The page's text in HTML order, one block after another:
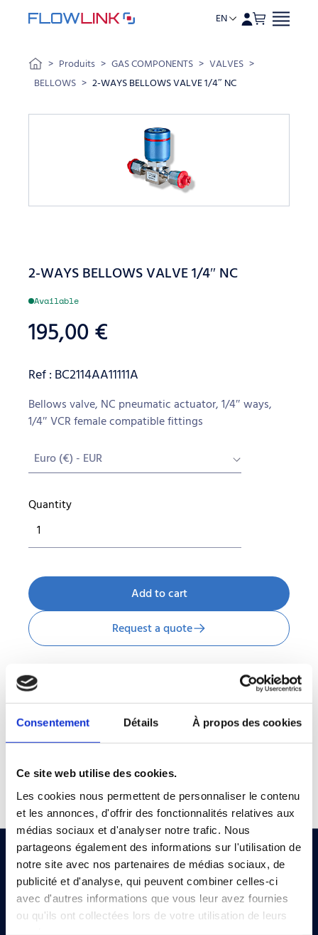
Consentement Détails À propos des cookies
Ce site web utilise des cookies.
Les cookies nous permettent de personnaliser le contenu
et les annonces, d'offrir des fonctionnalités relatives aux
médias sociaux et d'analyser notre trafic. Nous
partageons également des informations sur l'utilisation de
notre site avec nos partenaires de médias sociaux, de
publicité et d'analyse, qui peuvent combiner celles-ci
avec d'autres informations que vous leur avez fournies
ou qu'ils ont collectées lors de votre utilisation de leurs
Skip to content
EN
> Produits > GAS COMPONENTS > VALVES >
BELLOWS > 2-WAYS BELLOWS VALVE 1/4″ NC
2-WAYS BELLOWS VALVE 1/4″ NC
Available
195,00 €
Ref : BC2114AA11111A
Bellows valve, NC pneumatic actuator, 1/4″ ways,
1/4″ VCR female compatible fittings
Euro (€) - EUR
Quantity
WAYS
1/4"
NC
quantity
Add to cart
Request a quote
Description
Bellows valve, NC pneumatic actuator, 1/4″ ways, 1/4″ VCR
female compatible fittings, Pressure <15bar, Nominal
temperature <70°C, Normal surface finish (Ra < 0.4 µm)
EN